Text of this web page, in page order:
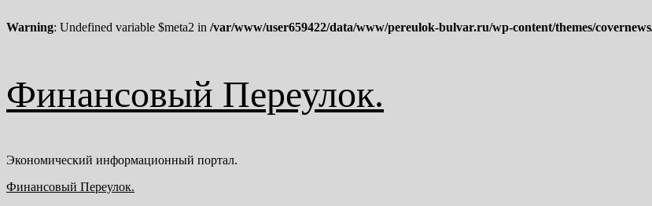
Warning: Undefined variable $meta2 in /var/www/user659422/data/www/pereulok-bulvar.ru/wp-content/themes/
к
содержимому
Финансовый Переулок.
Экономический информационный портал.
Основное
Финансовый Переулок.